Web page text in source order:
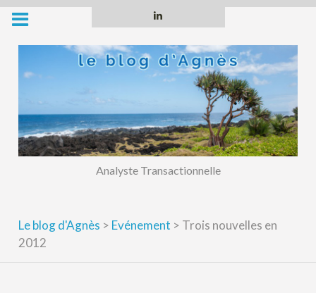
Skip
content
Analyste Transactionnelle
Le blog d'Agnès > Evénement > Trois nouvelles en
2012